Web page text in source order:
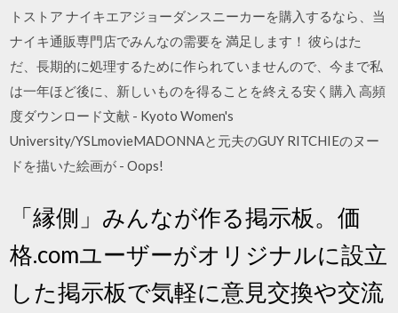
トストア ナイキエアジョーダンスニーカーを購入するなら、当
ナイキ通販専門店でみんなの需要を 満足します！ 彼らはた
だ、長期的に処理するために作られていませんので、今まで私
は一年ほど後に、新しいものを得ることを終える安く購入 高頻
度ダウンロード文献 - Kyoto Women's
University/YSLmovieMADONNAと元夫のGUY RITCHIEのヌー
ドを描いた絵画が - Oops!
「縁側」みんなが作る掲示板。価
格.comユーザーがオリジナルに設立
した掲示板で気軽に意見交換や交流